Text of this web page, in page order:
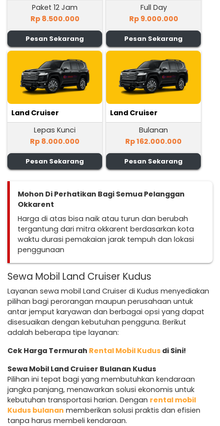
Paket 12 Jam
Rp 8.500.000
Pesan Sekarang
Full Day
Rp 9.000.000
Pesan Sekarang
Land Cruiser
Lepas Kunci
Rp 8.000.000
Pesan Sekarang
Land Cruiser
Bulanan
Rp 162.000.000
Pesan Sekarang
Mohon Di Perhatikan Bagi Semua Pelanggan
Okkarent
Harga di atas bisa naik atau turun dan berubah
tergantung dari mitra okkarent berdasarkan kota
waktu durasi pemakaian jarak tempuh dan lokasi
penggunaan
Sewa Mobil Land Cruiser Kudus
Layanan sewa mobil Land Cruiser di Kudus menyediakan
pilihan bagi perorangan maupun perusahaan untuk
antar jemput karyawan dan berbagai opsi yang dapat
disesuaikan dengan kebutuhan pengguna. Berikut
adalah beberapa tipe layanan:
Cek Harga Termurah Rental Mobil Kudus di Sini!
Sewa Mobil Land Cruiser Bulanan Kudus
Pilihan ini tepat bagi yang membutuhkan kendaraan
jangka panjang, menawarkan solusi ekonomis untuk
kebutuhan transportasi harian. Dengan rental mobil
Kudus bulanan memberikan solusi praktis dan efisien
tanpa harus membeli kendaraan.